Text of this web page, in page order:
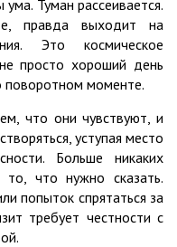
Туман рассеивается.
правда выходит на
Это космическое
просто хороший день
поворотном моменте.
что они чувствуют, и
уступая место
Больше никаких
то, что нужно сказать.
попыток спрятаться за
требует честности с